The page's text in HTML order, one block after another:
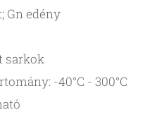
Gn edény
sarkok
-40°C - 300°C